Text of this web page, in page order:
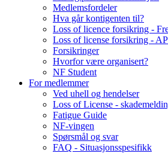
Medlemsfordeler
Hva går kontigenten til?
Loss of licence forsikring -
Loss of license forsikring -
Forsikringer
Hvorfor være organisert?
NF Student
For medlemmer
Ved uhell og hendelser
Loss of License -
Fatigue Guide
NF-vingen
Spørsmål og svar
FAQ - Situasjonsspesifikk